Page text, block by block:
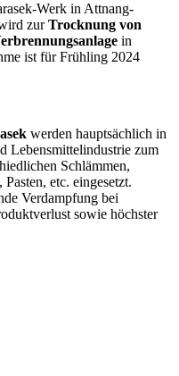
Werk in Attnang-
zurTrocknung von
in
ist für Frühling 2024
werden hauptsächlich in
Lebensmittelindustrie zum
Schlämmen,
etc. eingesetzt.
Verdampfung bei
sowie höchster